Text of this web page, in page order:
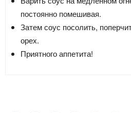
постоянно помешивая.
Затем соус посолить,
орех.
Приятного аппетита!